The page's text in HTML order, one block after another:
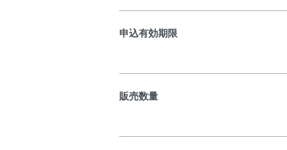
申込有効期限
販売数量